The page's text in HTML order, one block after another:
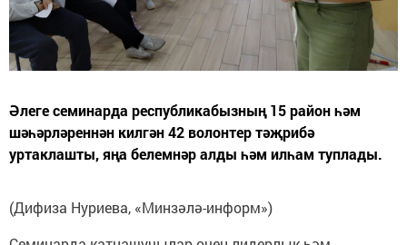
Әлеге семинарда республикабызның 15 район һәм
шәһәрләреннән килгән 42 волонтер тәҗрибә
уртаклашты, яңа белемнәр алды һәм илһам туплады.
(Дифиза Нуриева, «Минзәлә-информ»)